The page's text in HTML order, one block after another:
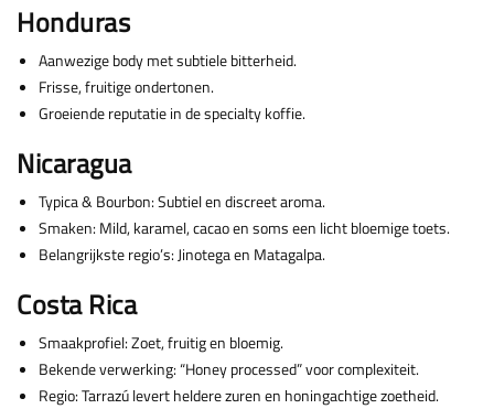
Honduras
Aanwezige body met subtiele bitterheid.
Frisse, fruitige ondertonen.
Groeiende reputatie in de specialty koffie.
Nicaragua
Typica & Bourbon: Subtiel en discreet aroma.
Smaken: Mild, karamel, cacao en soms een licht bloemige toets.
Belangrijkste regio’s: Jinotega en Matagalpa.
Costa Rica
Smaakprofiel: Zoet, fruitig en bloemig.
Bekende verwerking: “Honey processed” voor complexiteit.
Regio: Tarrazú levert heldere zuren en honingachtige zoetheid.